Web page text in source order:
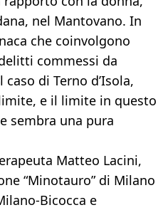
nel Mantovano. In
che coinvolgono
commessi da
di Terno d’Isola,
e il limite in questo
sembra una pura
Matteo Lacini,
“Minotauro” di Milano
Bicocca e